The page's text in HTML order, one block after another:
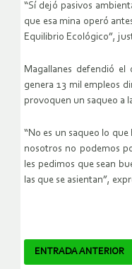
“Sí dejó pasivos
que esa mina operó
Equilibrio Ecológico”,
Magallanes defendió
genera 13 mil empleos
provoquen un saqueo a
“No es un saqueo lo
nosotros no podemos
les pedimos que sean
las que se asientan”,
Navegador
ENTRADA ANTERIOR